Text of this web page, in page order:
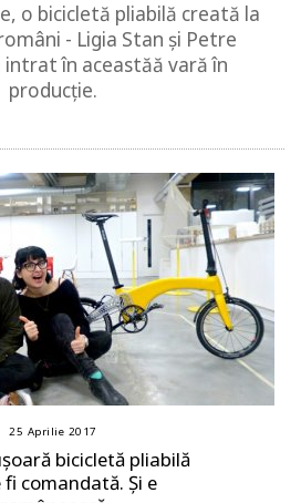
o bicicletă pliabilă creată la
- Ligia Stan și Petre
intrat în aceastăă vară în
producție.
25 Aprilie 2017
bicicletă pliabilă
comandată. Și e